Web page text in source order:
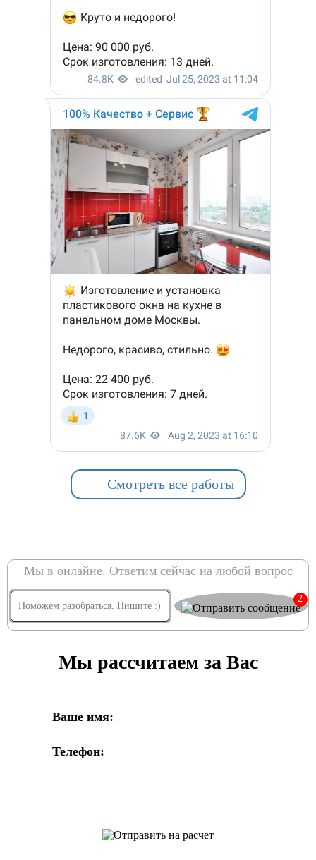
Смотреть все работы
Мы в онлайне. Ответим сейчас на любой вопрос
2
Мы рассчитаем за Вас
Ваше имя:
Телефон: